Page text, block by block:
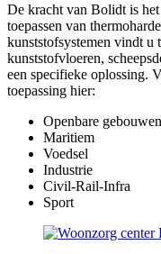
De kracht van Bolidt is
toepassen van
kunststofsystemen vindt u
kunststofvloeren,
een specifieke oplossing.
toepassing hier:
Openbare gebouwen
Maritiem
Voedsel
Industrie
Civil-Rail-Infra
Sport